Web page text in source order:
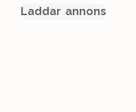
Laddar annons